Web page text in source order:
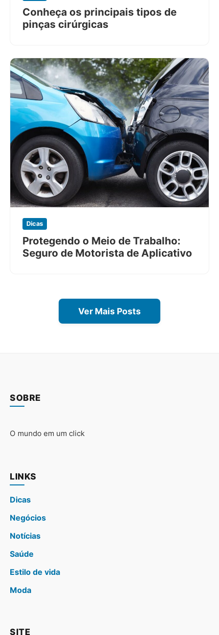
Conheça os principais tipos de
pinças cirúrgicas
Dicas
Protegendo o Meio de Trabalho:
Seguro de Motorista de Aplicativo
Ver Mais Posts
SOBRE
O mundo em um click
LINKS
Dicas
Negócios
Notícias
Saúde
Estilo de vida
Moda
SITE